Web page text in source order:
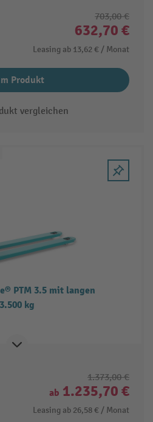
703,00 €
632,70 €
Leasing ab 13,62 € / Monat
Produkt
vergleichen
PTM 3.5 mit langen
kg
1.373,00 €
ab 1.235,70 €
Leasing ab 26,58 € / Monat